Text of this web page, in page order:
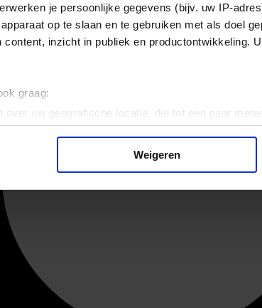
je persoonlijke gegevens (bijv. uw IP-
op te slaan en te gebruiken met als doel
content, inzicht in publiek en productontwikkeling.
graag:
over uw geografische locatie, die tot een paar
door het actief te scannen op specifieke
gegevens worden verwerkt en stel uw
en advertenties te personaliseren, om functies
Ook delen we informatie over uw gebruik van
Deze partners kunnen deze gegevens
op basis van uw gebruik van hun services.
Weigeren